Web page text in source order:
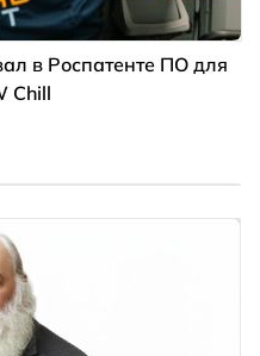
в Роспатенте ПО для
Chill